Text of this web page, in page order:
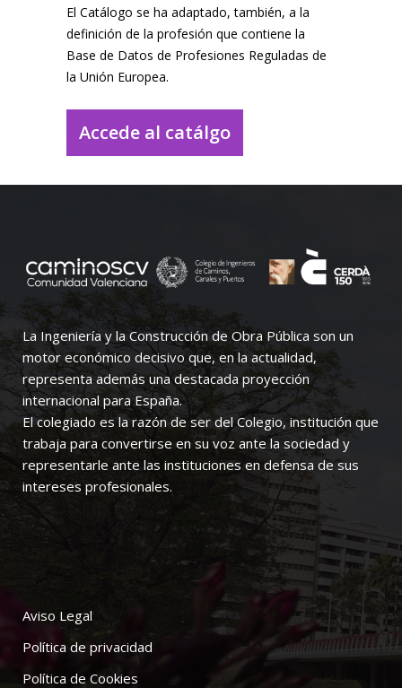
El Catálogo se ha adaptado, también, a la
definición de la profesión que contiene la
Base de Datos de Profesiones Reguladas de
la Unión Europea.
Accede al catálgo
La Ingeniería y la Construcción de Obra Pública son un
motor económico decisivo que, en la actualidad,
representa además una destacada proyección
internacional para España.
El colegiado es la razón de ser del Colegio, institución que
trabaja para convertirse en su voz ante la sociedad y
representarle ante las instituciones en defensa de sus
intereses profesionales.
Aviso Legal
Política de privacidad
Política de Cookies